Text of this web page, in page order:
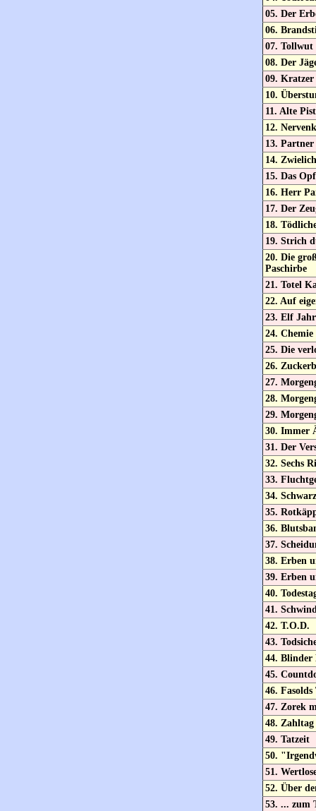
05. Der
06.
07. Tollwut
08. Der
09.
10.
11. Alte
12.
13. Partner
14.
15. Das
16. Herr
17. Der
18.
19. Strich
20. Die
Paschirbe
21. Totel
22. Auf
23. Elf
24. Chemie
25. Die
26.
27.
28.
29.
30. Immer
31. Der
32. Sechs
33.
34.
35.
36.
37.
38. Erben
39. Erben
40.
41.
42. T.O.D.
43.
44. Blinder
45.
46.
47. Zorek
48. Zahltag
49. Tatzeit
50.
51.
52. Über
53. ... zum